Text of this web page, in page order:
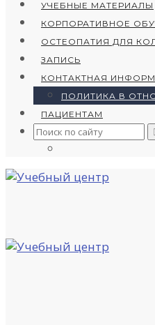
УЧЕБНЫЕ МАТЕРИАЛЫ
КОРПОРАТИВНОЕ
ОСТЕОПАТИЯ ДЛЯ
ЗАПИСЬ
КОНТАКТНАЯ
ПОЛИТИКА В
ПАЦИЕНТАМ
Search
for: